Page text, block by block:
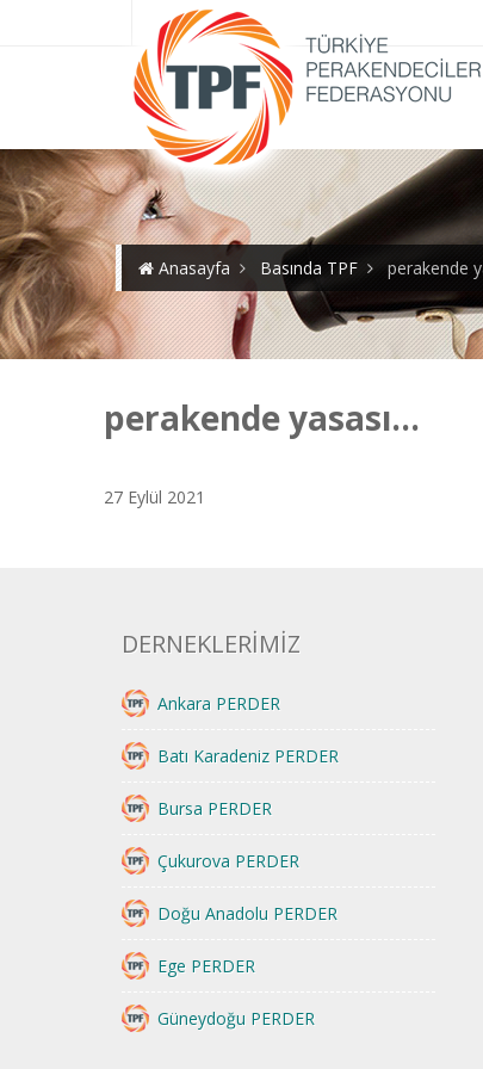
Anasayfa Basında TPF perakende
perakende yasası…
27 Eylül 2021
DERNEKLERİMİZ
Ankara PERDER
Batı Karadeniz PERDER
Bursa PERDER
Çukurova PERDER
Doğu Anadolu PERDER
Ege PERDER
Güneydoğu PERDER